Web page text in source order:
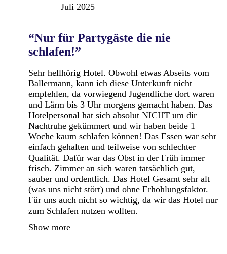
Juli 2025
“Nur für Partygäste die nie
schlafen!”
Sehr hellhörig Hotel. Obwohl etwas Abseits vom
Ballermann, kann ich diese Unterkunft nicht
empfehlen, da vorwiegend Jugendliche dort waren
und Lärm bis 3 Uhr morgens gemacht haben. Das
Hotelpersonal hat sich absolut NICHT um dir
Nachtruhe gekümmert und wir haben beide 1
Woche kaum schlafen können! Das Essen war sehr
einfach gehalten und teilweise von schlechter
Qualität. Dafür war das Obst in der Früh immer
frisch. Zimmer an sich waren tatsächlich gut,
sauber und ordentlich. Das Hotel Gesamt sehr alt
(was uns nicht stört) und ohne Erhohlungsfaktor.
Für uns auch nicht so wichtig, da wir das Hotel nur
zum Schlafen nutzen wollten.
Show more